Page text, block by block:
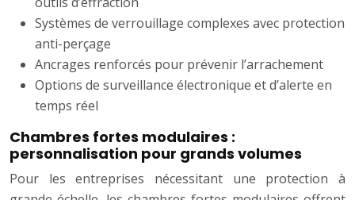
Systèmes de verrouillage complexes avec protection
anti-perçage
Ancrages renforcés pour prévenir l’arrachement
Options de surveillance électronique et d’alerte en
temps réel
Chambres fortes modulaires :
personnalisation pour grands volumes
Pour les entreprises nécessitant une protection à